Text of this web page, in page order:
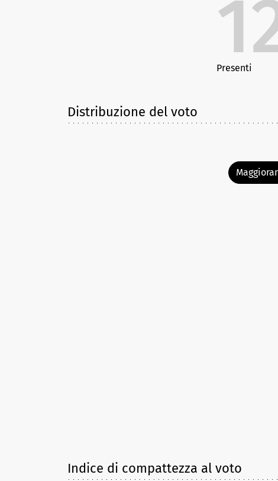
Presenti
Distribuzione del voto
Indice di compattezza al voto